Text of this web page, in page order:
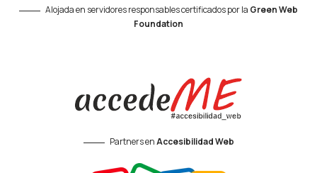
Alojada en servidores responsables certificados por la Green Web
Foundation
Partners enAccesibilidad Web